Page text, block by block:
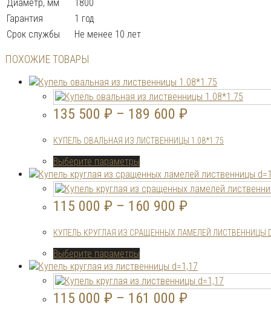
Диаметр, мм
1800
Гарантия
1 год
Срок службы
Не менее 10 лет
ПОХОЖИЕ ТОВАРЫ
135 500 ₽ – 189 600 ₽
КУПЕЛЬ ОВАЛЬНАЯ ИЗ ЛИСТВЕННИЦЫ 1.08*1.75
Выберите параметры
товар
имеет
несколько
вариаций.
можно
выбрать
на
странице
товара.
115 000 ₽ – 160 900 ₽
КУПЕЛЬ КРУГЛАЯ ИЗ СРАЩЕННЫХ ЛАМЕЛЕЙ ЛИСТВЕННИЦЫ
Выберите параметры
товар
имеет
несколько
вариаций.
115 000 ₽ – 161 000 ₽